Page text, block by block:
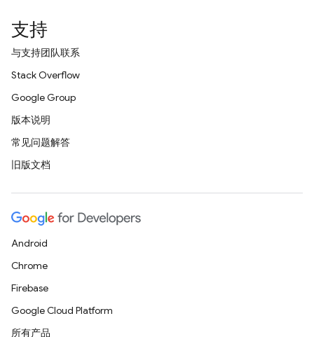
支持
与支持团队联系
Stack Overflow
Google Group
版本说明
常见问题解答
旧版文档
Android
Chrome
Firebase
Google Cloud Platform
所有产品